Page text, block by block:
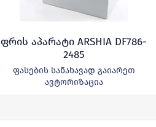
ფრის აპარატი ARSHIA DF786-
2485
ფასების სანახავად გაიარეთ
ავტორიზაცია